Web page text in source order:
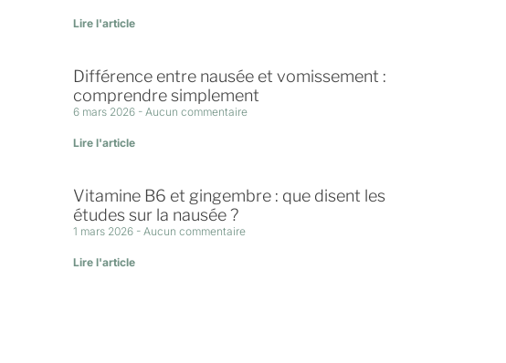
Lire l'article
Différence entre nausée et vomissement :
comprendre simplement
6 mars 2026 Aucun commentaire
Lire l'article
Vitamine B6 et gingembre : que disent les
études sur la nausée ?
1 mars 2026 Aucun commentaire
Lire l'article